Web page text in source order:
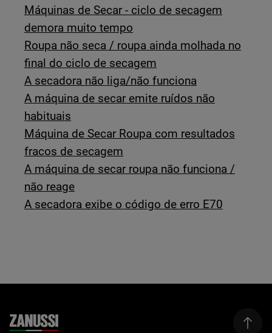
Máquinas de Secar - ciclo de secagem
demora muito tempo
Roupa não seca / roupa ainda molhada no
final do ciclo de secagem
A secadora não liga/não funciona
A máquina de secar emite ruídos não
habituais
Máquina de Secar Roupa com resultados
fracos de secagem
A máquina de secar roupa não funciona /
não reage
A secadora exibe o código de erro E70